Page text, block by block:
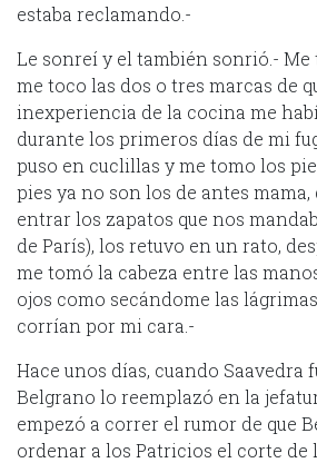
estaba reclamando.-
Le sonreí y el también sonrió.- Me
me toco las dos o tres marcas de
inexperiencia de la cocina me
durante los primeros días de mi
puso en cuclillas y me tomo los
pies ya no son los de antes mama,
entrar los zapatos que nos
de París), los retuvo en un rato,
me tomó la cabeza entre las
ojos como secándome las
corrían por mi cara.-
Hace unos días, cuando Saavedra
Belgrano lo reemplazó en la
empezó a correr el rumor de que
ordenar a los Patricios el corte de